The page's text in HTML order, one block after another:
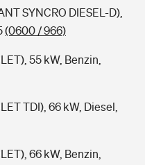
SYNCRO DIESEL-D),
(0600 / 966)
55 kW, Benzin,
TDI), 66 kW, Diesel,
66 kW, Benzin,